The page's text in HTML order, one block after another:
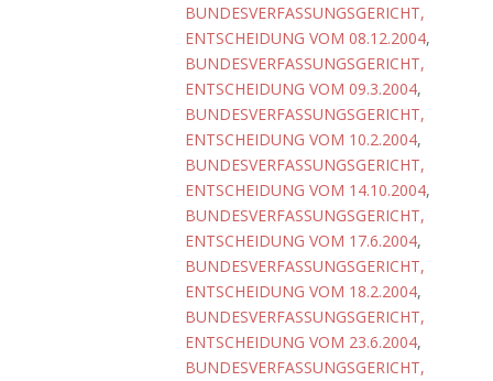
BUNDESVERFASSUNGSGERICHT,
ENTSCHEIDUNG VOM 08.12.2004,
BUNDESVERFASSUNGSGERICHT,
ENTSCHEIDUNG VOM 09.3.2004,
BUNDESVERFASSUNGSGERICHT,
ENTSCHEIDUNG VOM 10.2.2004,
BUNDESVERFASSUNGSGERICHT,
ENTSCHEIDUNG VOM 14.10.2004,
BUNDESVERFASSUNGSGERICHT,
ENTSCHEIDUNG VOM 17.6.2004,
BUNDESVERFASSUNGSGERICHT,
ENTSCHEIDUNG VOM 18.2.2004,
BUNDESVERFASSUNGSGERICHT,
ENTSCHEIDUNG VOM 23.6.2004,
BUNDESVERFASSUNGSGERICHT,